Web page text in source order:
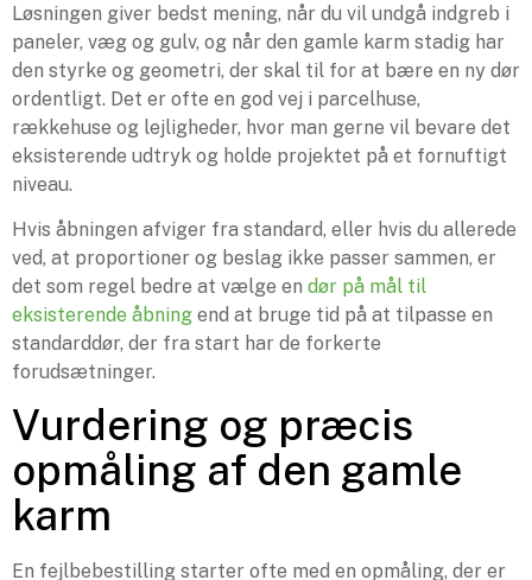
Løsningen giver bedst mening, når du vil undgå indgreb i
paneler, væg og gulv, og når den gamle karm stadig har
den styrke og geometri, der skal til for at bære en ny dør
ordentligt. Det er ofte en god vej i parcelhuse,
rækkehuse og lejligheder, hvor man gerne vil bevare det
eksisterende udtryk og holde projektet på et fornuftigt
niveau.
Hvis åbningen afviger fra standard, eller hvis du allerede
ved, at proportioner og beslag ikke passer sammen, er
det som regel bedre at vælge en dør på mål til
eksisterende åbning end at bruge tid på at tilpasse en
standarddør, der fra start har de forkerte
forudsætninger.
Vurdering og præcis
opmåling af den gamle
karm
En fejlbebestilling starter ofte med en opmåling, der er